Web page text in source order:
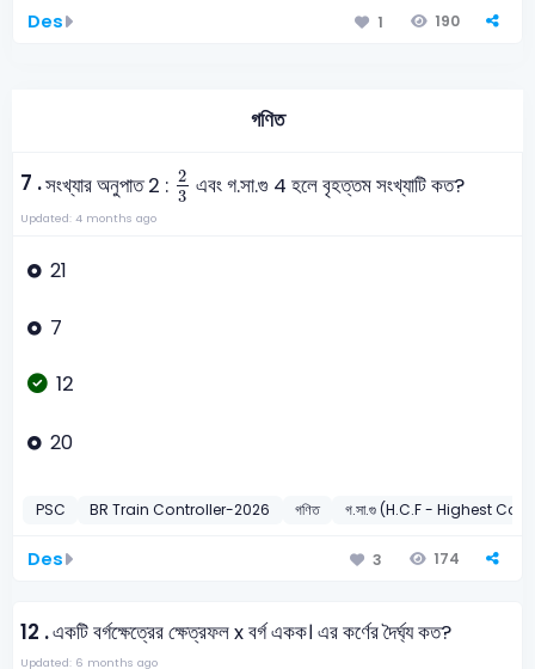
Des 1 190
গণিত
7 .সংখ্যার অনুপাত 2 : 2
3
2 এবং গ.সা.গু 4 হলে বৃহত্তম সংখ্যাটি কত?
Updated: 4 months ago
21
7
12
20
PSC BR Train Controller-2026 গণিত গ.সা.গু (H.C.F - Highest
Des 3 174
12 .একটি বর্গক্ষেত্রের ক্ষেত্রফল x বর্গ একক। এর কর্ণের দৈর্ঘ্য কত?
Updated: 6 months ago